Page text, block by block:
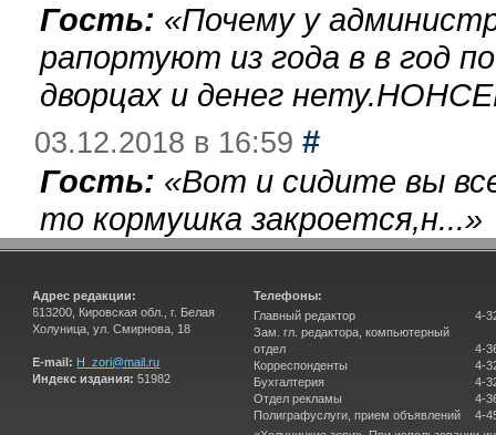
Гость: «Почему у
рапортуют из года в в год
дворцах и денег
03.12.2018 в 16:59 #
Гость: «Вот и сидите вы
то кормушка закроется,н...»
Адрес редакции:
613200, Кировская обл., г. Белая
Холуница, ул. Смирнова, 18
E-mail: H_zori@mail.ru
Индекс издания: 51982
Телефоны:
Главный редактор
Зам. гл. редактора, компьютерный
отдел
Корреспонденты
Бухгалтерия
Отдел рекламы
Полиграфуслуги, прием объявлений
4-
4-
4-
4-
4-
4-